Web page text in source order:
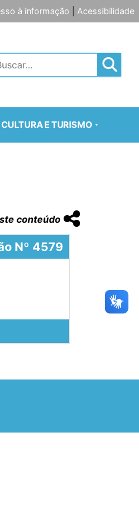
à informação Acessibilidade
E TURISMO
conteúdo
Nº 4579